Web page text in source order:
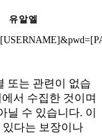
유알엘
또는 관련이 없습
서 수집한 것이며
닐 수 있습니다. 이
다는 보장이나